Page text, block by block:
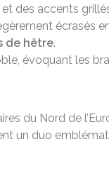
des accents
écrasés
de hêtre.
évoquant les
du Nord de
un duo